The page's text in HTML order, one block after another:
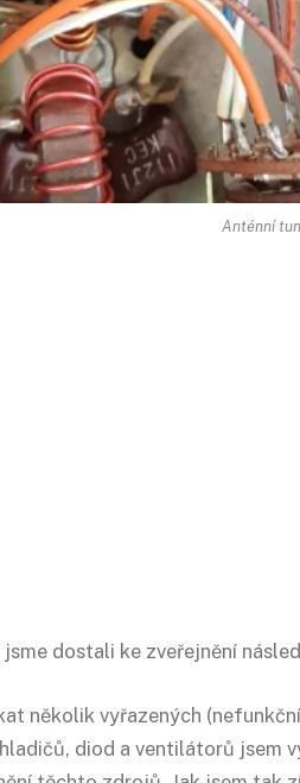
Anténní
dostali ke zveřejnění
několik vyřazených
diod a ventilátorů jsem